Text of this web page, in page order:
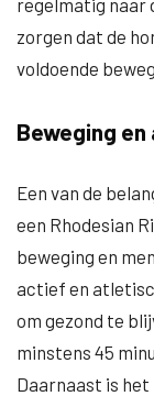
regelmatig naar
zorgen dat de
voldoende
Beweging
Een van de
een Rhodesian
beweging en
actief en
om gezond te
minstens 45
Daarnaast is